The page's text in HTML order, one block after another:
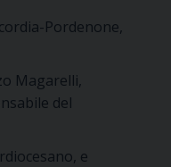
Pordenone,
Magarelli,
del
e